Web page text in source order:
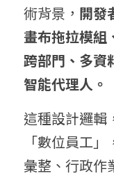
術背景， 開發
畫布拖拉模組
跨部門、多資
智能代理人。
這種設計邏輯
「數位員工
彙整、行政作